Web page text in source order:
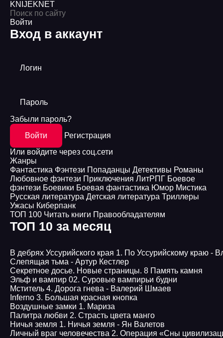
KNIJEKNET
Войти
Вход в аккаунт
Логин
Пароль
Забыли пароль?
Войти
Регистрация
Или войдите через соц.сети
Жанры
Фантастика Фэнтези Попаданцы Детективы Романы
Любовное фэнтези Приключения ЛитРПГ Боевое
фэнтези Боевики Боевая фантастика Юмор Мистика
Русская литература Детская литература Триллеры
Ужасы Киберпанк
ТОП 100 Читать книги Правообладателям
ТОП 10 за месяц
В дебрях Уссурийского края 1. По Уссурийскому краю -
Слепящая тьма - Артур Кестлер
Секретное досье. Новые страницы. 8 Память камня
Эльф и вампир 02. Суровые вампирьи будни
Мститель 4. Дорога гнева - Валерий Шмаев
Inferno 3. Большая красная кнопка
Воздушные замки 1. Мариза
Палитра любви 2. Страсть цвета манго
Ничья земля 1. Ничья земля - Ян Валетов
Личный враг человечества 2. Операция «Сны